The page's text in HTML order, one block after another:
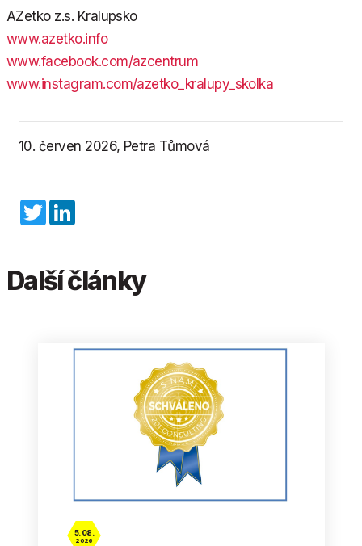
AZetko z.s. Kralupsko
www.azetko.info
www.facebook.com/azcentrum
www.instagram.com/azetko_kralupy_skolka
10. červen 2026, Petra Tůmová
Twitter
Další články
5. 08.
2026